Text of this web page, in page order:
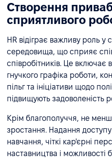
Створення
сприятливого
HR відіграє важливу роль у
середовища, що сприяє
співробітників. Це
гнучкого графіка роботи,
пільг та ініціативи щодо
підвищують задоволеність
Крім благополуччя, не
зростання. Надання
навчання, чіткі кар'єрні
наставництва і можливості